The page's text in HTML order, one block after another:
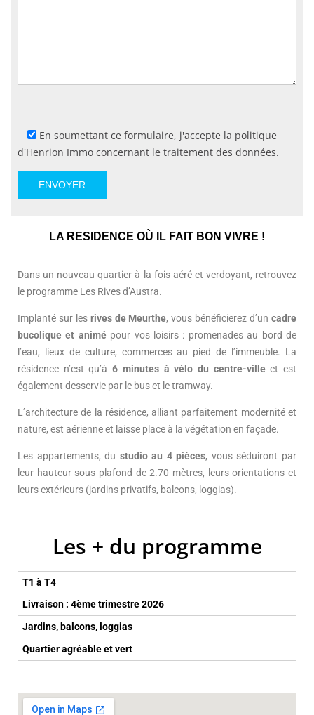
En soumettant ce formulaire, j'accepte la politique
d'Henrion Immo concernant le traitement des données.
LA RESIDENCE OÙ IL FAIT BON VIVRE !
Dans un nouveau quartier à la fois aéré et verdoyant, retrouvez
le programme Les Rives d’Austra.
Implanté sur les rives de Meurthe, vous bénéficierez d’uncadre
bucolique et animépour vos loisirs : promenades au bord de
l’eau, lieux de culture, commerces au pied de l’immeuble. La
résidence n’est qu’à6 minutes à vélo du centre-villeet est
également desservie par le bus et le tramway.
L’architecture de la résidence, alliant parfaitement modernité et
nature, est aérienne et laisse place à la végétation en façade.
Les appartements, du studio au 4 pièces, vous séduiront par
leur hauteur sous plafond de 2.70 mètres, leurs orientations et
leurs extérieurs (jardins privatifs, balcons, loggias).
Les + du programme
T1 à T4
Livraison : 4ème trimestre 2026
Jardins, balcons, loggias
Quartier agréable et vert